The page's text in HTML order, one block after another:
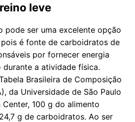
leve
pode ser uma excelente opção
pois é fonte de carboidratos de
por fornecer energia
a atividade física.
Brasileira de Composição
da Universidade de São Paulo
Center, 100 g do alimento
g de carboidratos. Ao ser